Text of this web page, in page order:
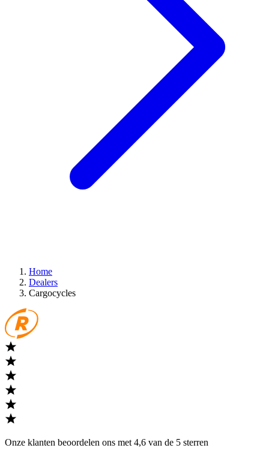
Home
Dealers
Cargocycles
Onze klanten beoordelen ons met 4,6 van de 5 sterren